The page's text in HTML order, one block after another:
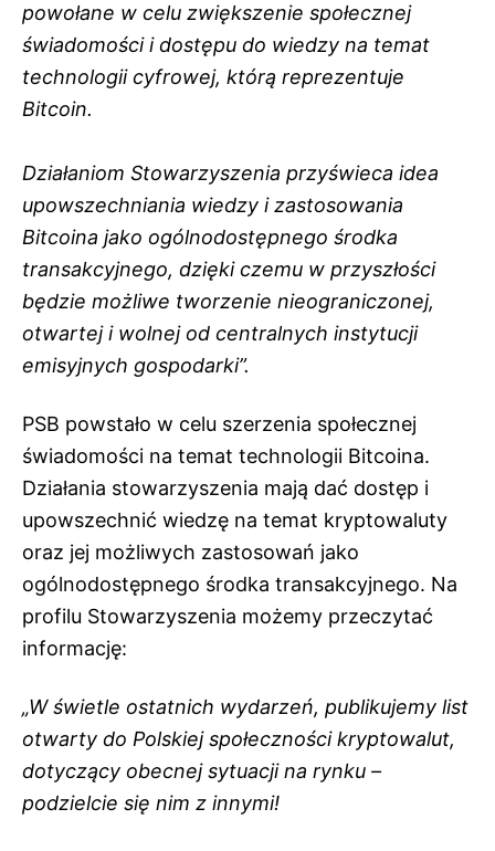
powołane w celu zwiększenie społecznej
świadomości i dostępu do wiedzy na temat
technologii cyfrowej, którą reprezentuje
Bitcoin.
Działaniom Stowarzyszenia przyświeca idea
upowszechniania wiedzy i zastosowania
Bitcoina jako ogólnodostępnego środka
transakcyjnego, dzięki czemu w przyszłości
będzie możliwe tworzenie nieograniczonej,
otwartej i wolnej od centralnych instytucji
emisyjnych gospodarki”.
PSB powstało w celu szerzenia społecznej
świadomości na temat technologii Bitcoina.
Działania stowarzyszenia mają dać dostęp i
upowszechnić wiedzę na temat kryptowaluty
oraz jej możliwych zastosowań jako
ogólnodostępnego środka transakcyjnego. Na
profilu Stowarzyszenia możemy przeczytać
informację:
„W świetle ostatnich wydarzeń, publikujemy list
otwarty do Polskiej społeczności kryptowalut,
dotyczący obecnej sytuacji na rynku –
podzielcie się nim z innymi!